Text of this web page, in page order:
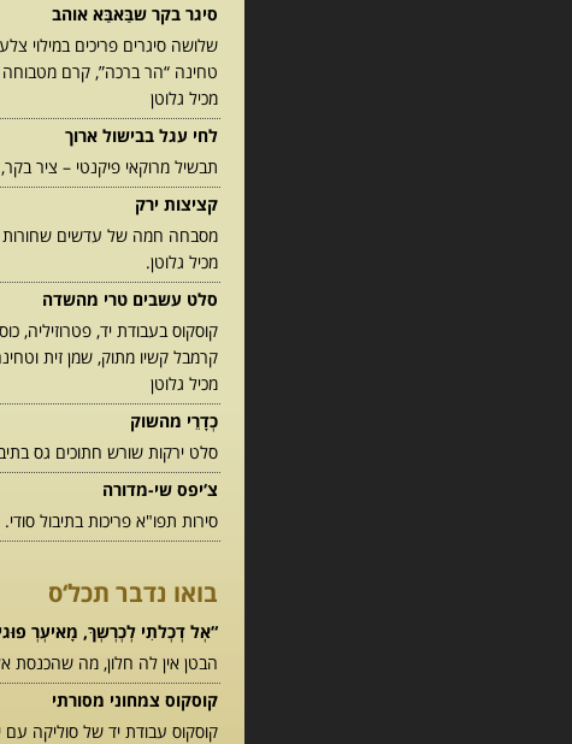
סיגר בקר שבַּאבַּא אוהב
שלושה סיגרים פריכים במילוי
טחינה “הר ברכה”, קרם מטבוחה
מכיל גלוטן
לחי עגל בבישול ארוך
תבשיל מרוקאי פיקנטי – ציר
קציצות ירק
מסבחה חמה של עדשים שחורות
מכיל גלוטן.
סלט עשבים טרי מהשדה
קוסקוס בעבודת יד, פטרוזיליה,
קרמבל קשיו מתוק, שמן זית
מכיל גלוטן
כְדָרֵי מהשוק
סלט ירקות שורש חתוכים גס
צ‘יפס שי-מדורה
סירות תפו"א פריכות בתיבול סודי.
בואו נדבר תכל‘ס
“אְל דְכְלתִי לְכְרְשְךּ, מָאיעְרְ
הבטן אין לה חלון, מה שהכנסת
קוסקוס צמחוני מסורתי
קוסקוס עבודת יד של סוליקה עם